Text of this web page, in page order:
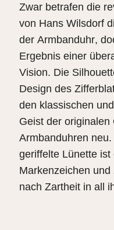
Zwar betrafen die
von Hans Wilsdorf
der Armbanduhr,
Ergebnis einer
Vision. Die
Design des
den klassischen
Geist der originalen
Armbanduhren
geriffelte Lünette
Markenzeichen
nach Zartheit in all